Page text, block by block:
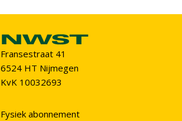
Fransestraat 41
6524 HT Nijmegen
KvK 10032693
Fysiek abonnement